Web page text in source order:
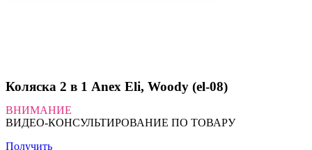
Коляска 2 в 1 Anex Eli, Woody (el-08)
ВНИМАНИЕ
ВИДЕО-КОНСУЛЬТИРОВАНИЕ ПО ТОВАРУ
Получить